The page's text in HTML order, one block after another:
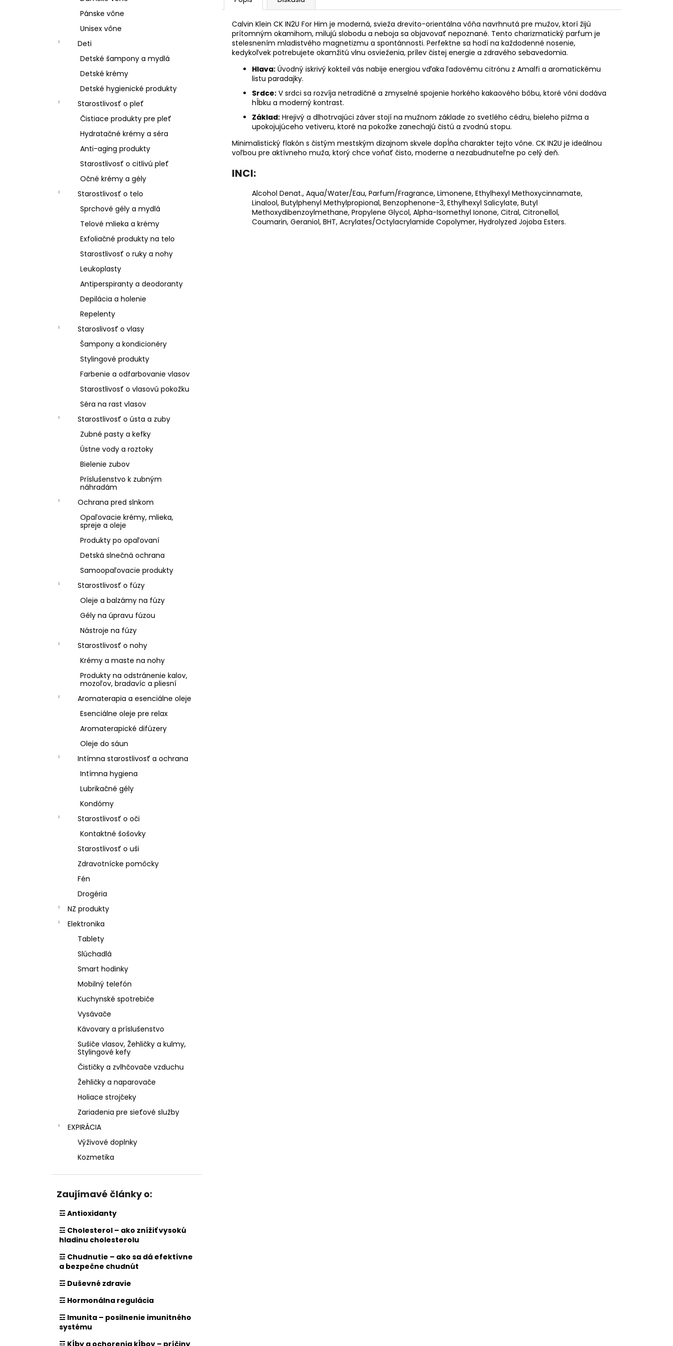
Pánske vône
Unisex vône
Deti
Detské šampony a mydlá
Detské krémy
Detské hygienické produkty
Starostlivosť o pleť
Čistiace produkty pre pleť
Hydratačné krémy a séra
Anti-aging produkty
Starostlivosť o citlivú pleť
Očné krémy a gély
Starostlivosť o telo
Sprchové gély a mydlá
Telové mlieka a krémy
Exfoliačné produkty na telo
Starostlivosť o ruky a nohy
Leukoplasty
Antiperspiranty a deodoranty
Depilácia a holenie
Repelenty
Staroslivosť o vlasy
Šampony a kondicionéry
Stylingové produkty
Farbenie a odfarbovanie vlasov
Starostlivosť o vlasovú pokožku
Séra na rast vlasov
Starostlivosť o ústa a zuby
Zubné pasty a kefky
Ústne vody a roztoky
Bielenie zubov
Príslušenstvo k zubným
náhradám
Ochrana pred slnkom
Opaľovacie krémy, mlieka,
spreje a oleje
Produkty po opaľovaní
Detská slnečná ochrana
Samoopaľovacie produkty
Starostlivosť o fúzy
Oleje a balzámy na fúzy
Gély na úpravu fúzou
Nástroje na fúzy
Starostlivosť o nohy
Krémy a maste na nohy
Produkty na odstránenie kalov,
mozoľov, bradavíc a pliesní
Aromaterapia a esenciálne oleje
Esenciálne oleje pre relax
Aromaterapické difúzery
Oleje do sáun
Intímna starostlivosť a ochrana
Intímna hygiena
Lubrikačné gély
Kondómy
Starostlivosť o oči
Kontaktné šošovky
Starostlivosť o uši
Zdravotnícke pomôcky
Fén
Drogéria
NZ produkty
Elektronika
Tablety
Slúchadlá
Smart hodinky
Mobilný telefón
Kuchynské spotrebiče
Vysávače
Kávovary a príslušenstvo
Sušiče vlasov, Žehličky a kulmy,
Stylingové kefy
Čističky a zvlhčovače vzduchu
Žehličky a naparovače
Holiace strojčeky
Zariadenia pre sieťové služby
EXPIRÁCIA
Výživové doplnky
Kozmetika
Zaujímavé články o:
☲ Antioxidanty
☲ Cholesterol – ako znížiť vysokú
hladinu cholesterolu
☲ Chudnutie – ako sa dá efektívne
a bezpečne chudnút
☲ Duševné zdravie
☲ Hormonálna regulácia
☲ Imunita – posilnenie imunitného
systému
☲ Kĺby a ochorenia kĺbov – príčiny
Calvin Klein CK IN2U For Him je moderná, svieža drevito-orientálna vôňa navrhnutá pre mužov, ktorí žijú
prítomným okamihom, milujú slobodu a neboja sa objavovať nepoznané. Tento charizmatický parfum je
stelesnením mladistvého magnetizmu a spontánnosti. Perfektne sa hodí na každodenné nosenie,
kedykoľvek potrebujete okamžitú vlnu osvieženia, prílev čistej energie a zdravého sebavedomia.
Hlava: Úvodný iskrivý kokteil vás nabije energiou vďaka ľadovému citrónu z Amalfi a aromatickému
listu paradajky.
Srdce: V srdci sa rozvíja netradičné a zmyselné spojenie horkého kakaového bôbu, ktoré vôni dodáva
hĺbku a moderný kontrast.
Základ: Hrejivý a dlhotrvajúci záver stojí na mužnom základe zo svetlého cédru, bieleho pižma a
upokojujúceho vetiveru, ktoré na pokožke zanechajú čistú a zvodnú stopu.
Minimalistický flakón s čistým mestským dizajnom skvele dopĺňa charakter tejto vône. CK IN2U je ideálnou
voľbou pre aktívneho muža, ktorý chce voňať čisto, moderne a nezabudnuteľne po celý deň.
INCI:
Alcohol Denat., Aqua/Water/Eau, Parfum/Fragrance, Limonene, Ethylhexyl Methoxycinnamate,
Linalool, Butylphenyl Methylpropional, Benzophenone-3, Ethylhexyl Salicylate, Butyl
Methoxydibenzoylmethane, Propylene Glycol, Alpha-Isomethyl Ionone, Citral, Citronellol,
Coumarin, Geraniol, BHT, Acrylates/Octylacrylamide Copolymer, Hydrolyzed Jojoba Esters.